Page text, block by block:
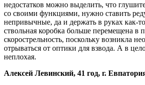
недостатков можно выделить, что
со своими функциями, нужно ставить
непривычные, да и держать в руках как-
ствольная коробка больше перемещена в
скорострельность, поскольку возникла
отрываться от оптики для взвода. А в
неплохая.
Алексей Левинский, 41 год, г.